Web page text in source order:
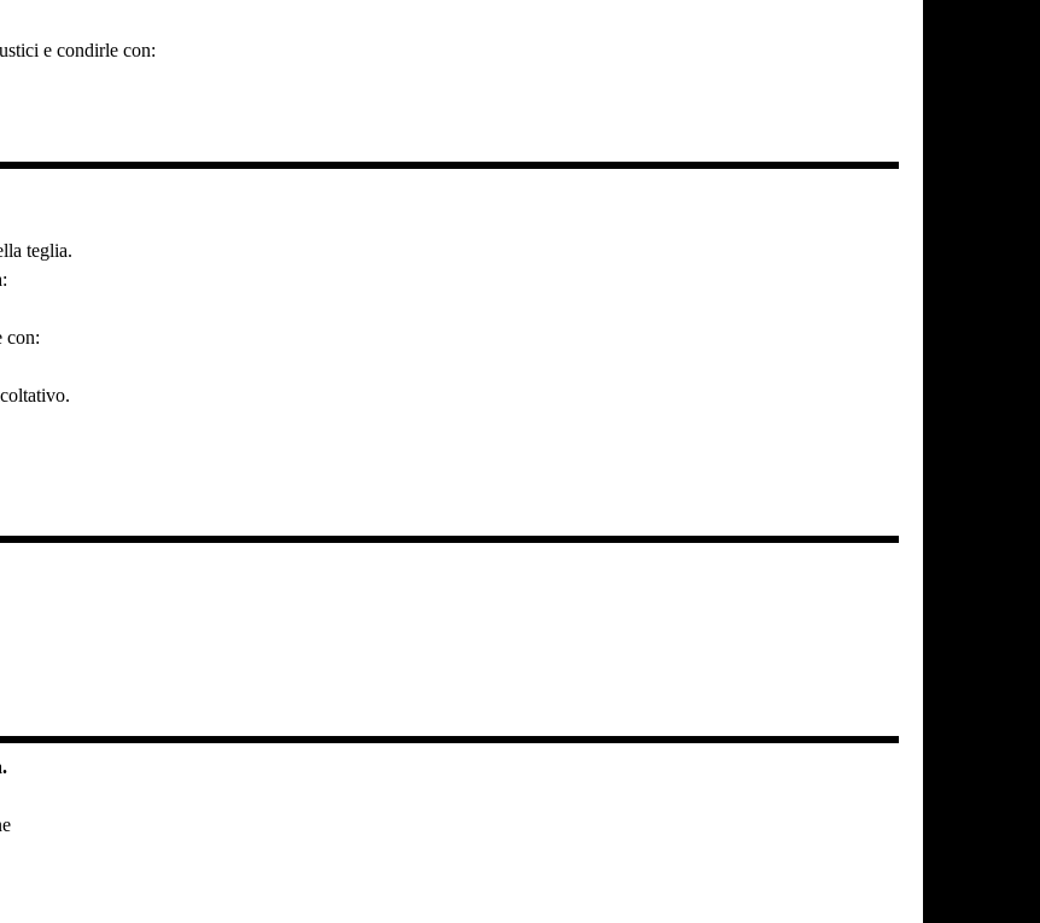
e condirle con:
teglia.
con: